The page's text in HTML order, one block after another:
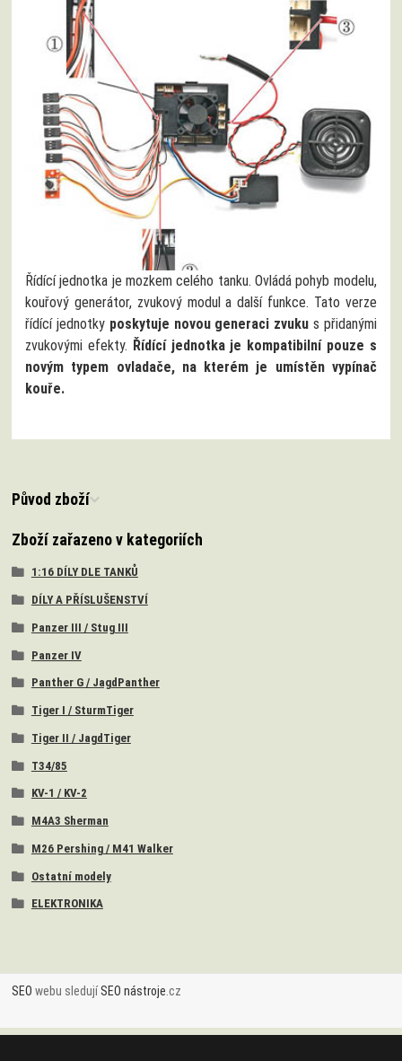
Řídící jednotka je mozkem celého tanku. Ovládá pohyb modelu,
kouřový generátor, zvukový modul a další funkce. Tato verze
řídící jednotky poskytuje novou generaci zvuku s přidanými
zvukovými efekty. Řídící jednotka je kompatibilní pouze s
novým typem ovladače, na kterém je umístěn vypínač
kouře.
Původ zboží
Zboží zařazeno v kategoriích
1:16 DÍLY DLE TANKŮ
DÍLY A PŘÍSLUŠENSTVÍ
Panzer III / Stug III
Panzer IV
Panther G / JagdPanther
Tiger I / SturmTiger
Tiger II / JagdTiger
T34/85
KV-1 / KV-2
M4A3 Sherman
M26 Pershing / M41 Walker
Ostatní modely
ELEKTRONIKA
SEO webu sledujíSEO nástroje .cz